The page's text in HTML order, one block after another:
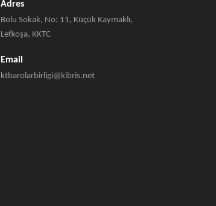
Adres
Bolu Sokak, No: 11, Küçük Kaymaklı,
Lefkoşa, KKTC
Email
ktbarolarbirligi@kibris.net